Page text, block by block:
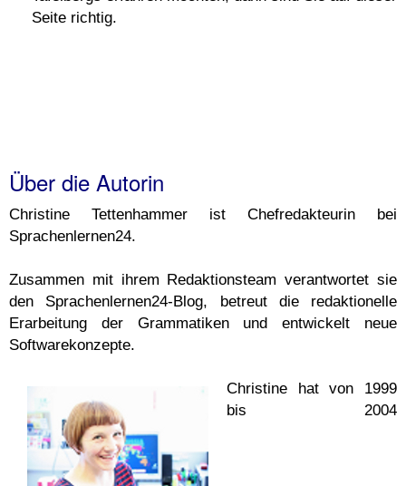
Seite richtig.
Über die Autorin
Christine Tettenhammer ist Chefredakteurin bei
Sprachenlernen24.
Zusammen mit ihrem Redaktionsteam verantwortet sie
den Sprachenlernen24-Blog, betreut die redaktionelle
Erarbeitung der Grammatiken und entwickelt neue
Softwarekonzepte.
Christine hat von 1999
bis 2004